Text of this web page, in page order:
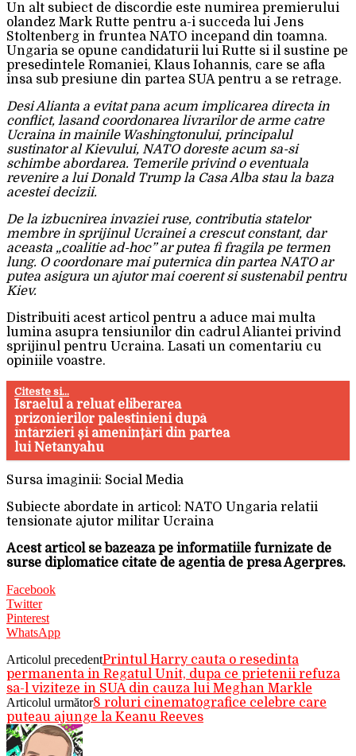
Un alt subiect de discordie este numirea premierului
olandez Mark Rutte pentru a-i succeda lui Jens
Stoltenberg in fruntea NATO incepand din toamna.
Ungaria se opune candidaturii lui Rutte si il sustine pe
presedintele Romaniei, Klaus Iohannis, care se afla
insa sub presiune din partea SUA pentru a se retrage.
Desi Alianta a evitat pana acum implicarea directa in
conflict, lasand coordonarea livrarilor de arme catre
Ucraina in mainile Washingtonului, principalul
sustinator al Kievului, NATO doreste acum sa-si
schimbe abordarea. Temerile privind o eventuala
revenire a lui Donald Trump la Casa Alba stau la baza
acestei decizii.
De la izbucnirea invaziei ruse, contributia statelor
membre in sprijinul Ucrainei a crescut constant, dar
aceasta „coalitie ad-hoc” ar putea fi fragila pe termen
lung. O coordonare mai puternica din partea NATO ar
putea asigura un ajutor mai coerent si sustenabil pentru
Kiev.
Distribuiti acest articol pentru a aduce mai multa
lumina asupra tensiunilor din cadrul Aliantei privind
sprijinul pentru Ucraina. Lasati un comentariu cu
opiniile voastre.
Citeste si...
Israelul a reluat eliberarea
prizonierilor palestinieni după
întârzieri și amenințări din partea
lui Netanyahu
Sursa imaginii: Social Media
Subiecte abordate in articol: NATO Ungaria relatii
tensionate ajutor militar Ucraina
Acest articol se bazeaza pe informatiile furnizate de
surse diplomatice citate de agentia de presa Agerpres.
Facebook
Twitter
Pinterest
WhatsApp
Articolul precedentPrintul Harry cauta o resedinta
permanenta in Regatul Unit, dupa ce prietenii refuza
sa-l viziteze in SUA din cauza lui Meghan Markle
Articolul următor8 roluri cinematografice celebre care
puteau ajunge la Keanu Reeves